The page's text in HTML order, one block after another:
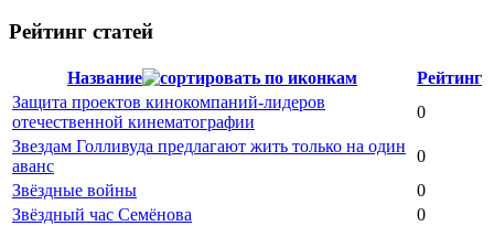
Рейтинг статей
Название
Рейтинг
Защита проектов кинокомпаний-лидеров
отечественной кинематографии
0
Звездам Голливуда предлагают жить только на один
аванс
0
Звёздные войны
0
Звёздный час Семёнова
0